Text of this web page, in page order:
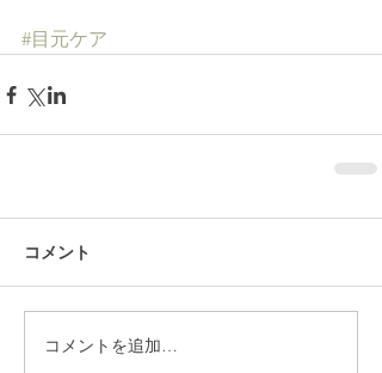
#目元ケア
コメント
コメントを追加…